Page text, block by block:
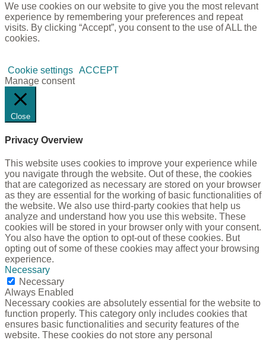
We use cookies on our website to give you the most relevant
experience by remembering your preferences and repeat
visits. By clicking “Accept”, you consent to the use of ALL the
cookies.
Cookie settings ACCEPT
Manage consent
Close
Privacy Overview
This website uses cookies to improve your experience while
you navigate through the website. Out of these, the cookies
that are categorized as necessary are stored on your browser
as they are essential for the working of basic functionalities of
the website. We also use third-party cookies that help us
analyze and understand how you use this website. These
cookies will be stored in your browser only with your consent.
You also have the option to opt-out of these cookies. But
opting out of some of these cookies may affect your browsing
experience.
Necessary
Necessary
Always Enabled
Necessary cookies are absolutely essential for the website to
function properly. This category only includes cookies that
ensures basic functionalities and security features of the
website. These cookies do not store any personal